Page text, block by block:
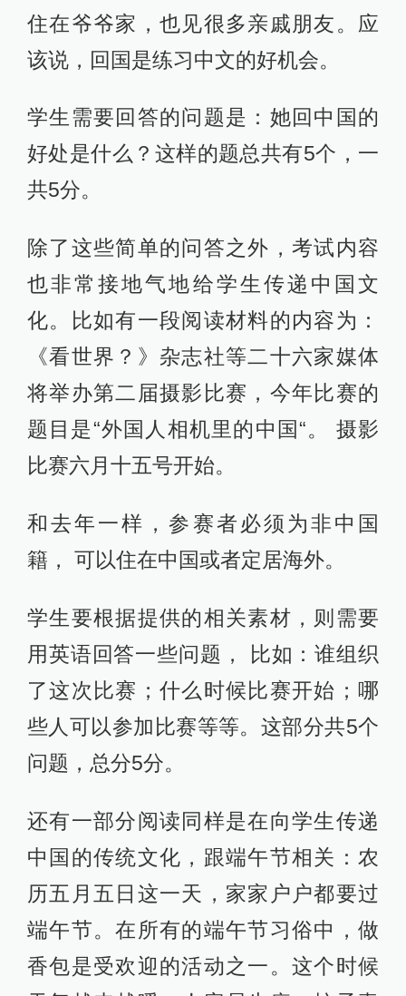
住在爷爷家，也见很多亲戚朋友。应
该说，回国是练习中文的好机会。
学生需要回答的问题是：她回中国的
好处是什么？这样的题总共有5个，一
共5分。
除了这些简单的问答之外，考试内容
也非常接地气地给学生传递中国文
化。比如有一段阅读材料的内容为：
《看世界？》杂志社等二十六家媒体
将举办第二届摄影比赛，今年比赛的
题目是“外国人相机里的中国“。 摄影
比赛六月十五号开始。
和去年一样，参赛者必须为非中国
籍， 可以住在中国或者定居海外。
学生要根据提供的相关素材，则需要
用英语回答一些问题， 比如：谁组织
了这次比赛；什么时候比赛开始；哪
些人可以参加比赛等等。这部分共5个
问题，总分5分。
还有一部分阅读同样是在向学生传递
中国的传统文化，跟端午节相关：农
历五月五日这一天，家家户户都要过
端午节。在所有的端午节习俗中，做
香包是受欢迎的活动之一。这个时候